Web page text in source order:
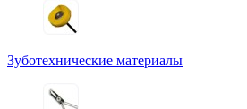
Зуботехнические материалы